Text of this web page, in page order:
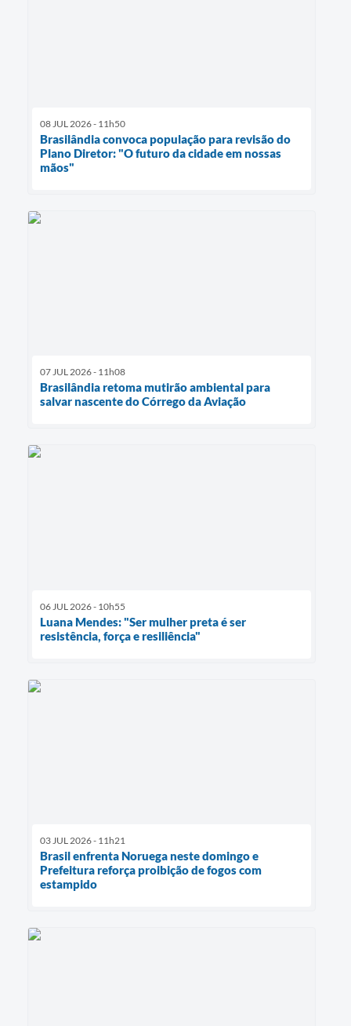
08 JUL 2026 - 11h50
Brasilândia convoca população para revisão do
Plano Diretor: "O futuro da cidade em nossas
mãos"
07 JUL 2026 - 11h08
Brasilândia retoma mutirão ambiental para
salvar nascente do Córrego da Aviação
06 JUL 2026 - 10h55
Luana Mendes: "Ser mulher preta é ser
resistência, força e resiliência"
03 JUL 2026 - 11h21
Brasil enfrenta Noruega neste domingo e
Prefeitura reforça proibição de fogos com
estampido